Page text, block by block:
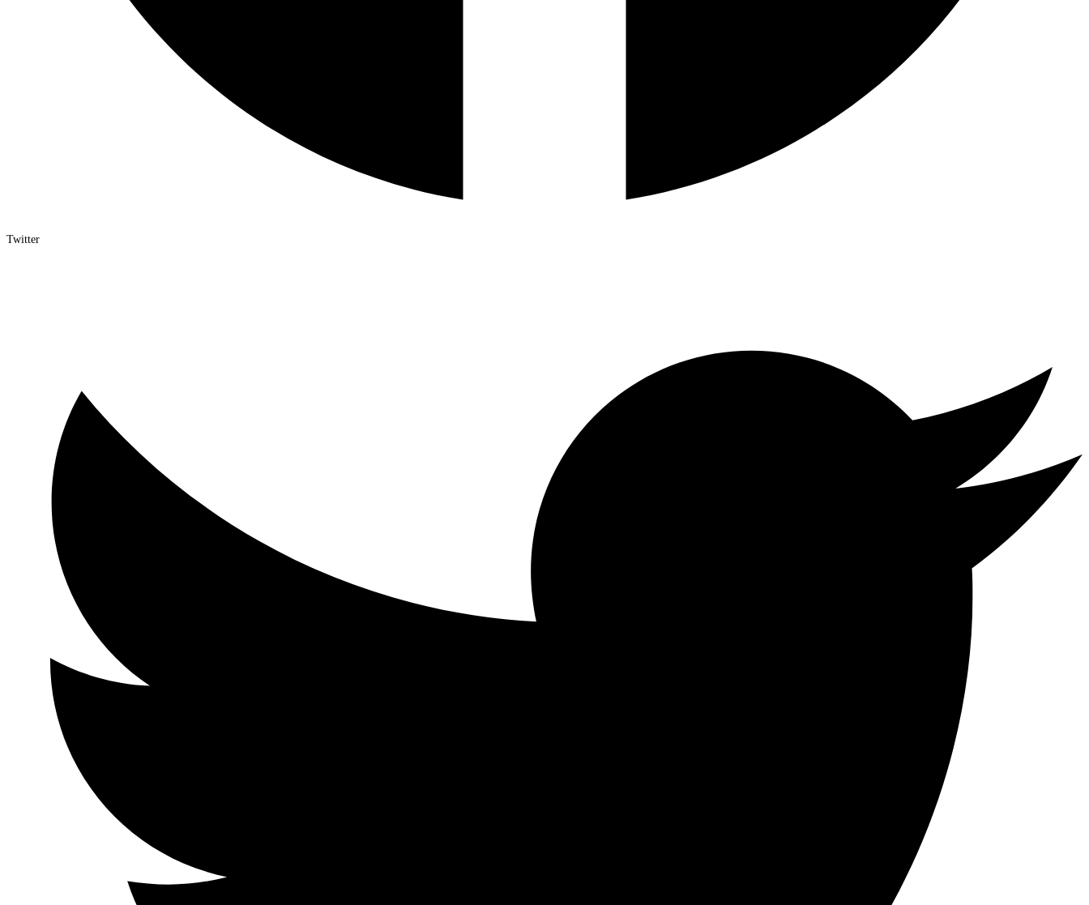
Twitter